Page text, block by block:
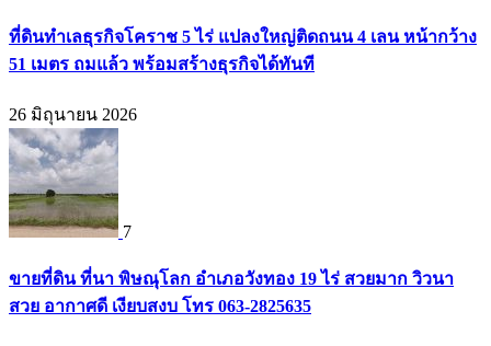
ที่ดินทำเลธุรกิจโคราช 5 ไร่ แปลงใหญ่ติดถนน 4 เลน หน้ากว้าง
51 เมตร ถมแล้ว พร้อมสร้างธุรกิจได้ทันที
26 มิถุนายน 2026
7
ขายที่ดิน ที่นา พิษณุโลก อำเภอวังทอง 19 ไร่ สวยมาก วิวนา
สวย อากาศดี เงียบสงบ โทร 063-2825635